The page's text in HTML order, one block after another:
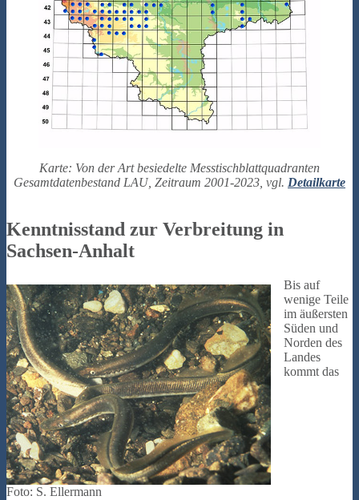
Karte: Von der Art besiedelte Messtischblattquadranten
Gesamtdatenbestand LAU, Zeitraum 2001-2023, vgl. Detailkarte
Kenntnisstand zur Verbreitung in
Sachsen-Anhalt
Foto: S. Ellermann
Bis auf
wenige Teile
im äußersten
Süden und
Norden des
Landes
kommt das